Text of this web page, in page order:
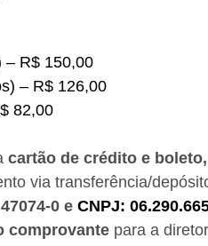
– R$ 150,00
– R$ 126,00
82,00
cartão de crédito e
via transferência/
0 e CNPJ:
comprovante para a